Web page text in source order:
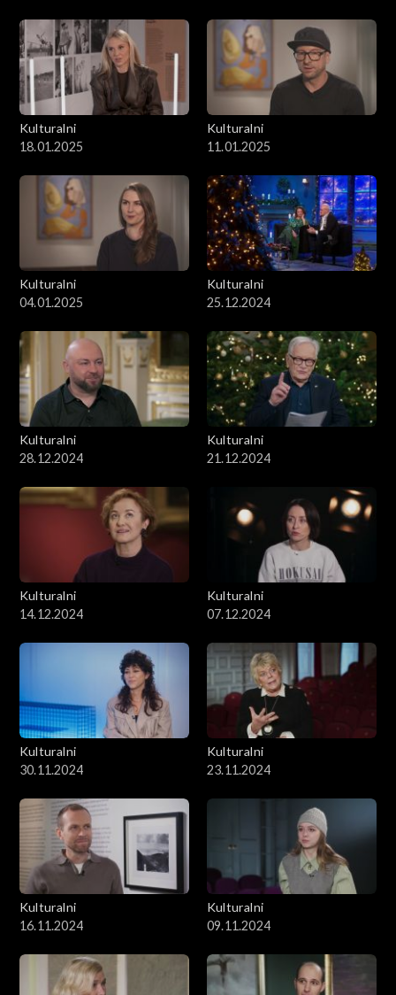
Kulturalni
18.01.2025
Kulturalni
11.01.2025
Kulturalni
04.01.2025
Kulturalni
25.12.2024
Kulturalni
28.12.2024
Kulturalni
21.12.2024
Kulturalni
14.12.2024
Kulturalni
07.12.2024
Kulturalni
30.11.2024
Kulturalni
23.11.2024
Kulturalni
16.11.2024
Kulturalni
09.11.2024